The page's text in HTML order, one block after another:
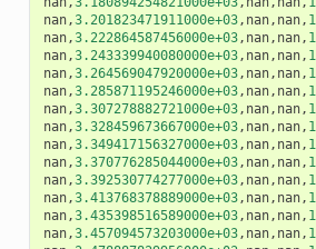
nan,3.201823471911000e+03, nan, nan,
nan,3.222864587456000e+03, nan, nan,
nan,3.243339940080000e+03, nan, nan,
nan,3.264569047920000e+03, nan, nan,
nan,3.285871195246000e+03, nan, nan,
nan,3.307278882721000e+03, nan, nan,
nan,3.328459673667000e+03, nan, nan,
nan,3.349417156327000e+03, nan, nan,
nan,3.370776285044000e+03, nan, nan,
nan,3.392530774277000e+03, nan, nan,
nan,3.413768378889000e+03, nan, nan,
nan,3.435398516589000e+03, nan, nan,
nan,3.457094573203000e+03, nan, nan,